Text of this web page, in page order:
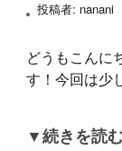
投稿者: nanani
どうもこんに
す！今回は少
▼続きを読